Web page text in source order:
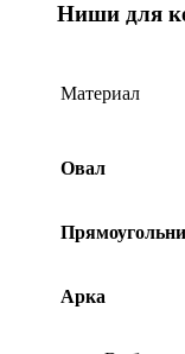
Ниши для
Материал
Овал
Арка